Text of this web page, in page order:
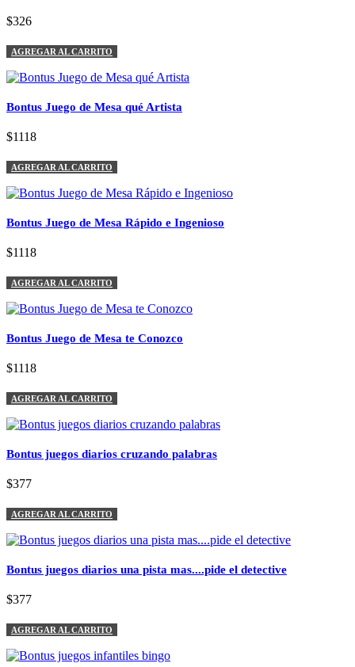
$326
AGREGAR AL CARRITO
Bontus Juego de Mesa qué Artista
$1118
AGREGAR AL CARRITO
Bontus Juego de Mesa Rápido e Ingenioso
$1118
AGREGAR AL CARRITO
Bontus Juego de Mesa te Conozco
$1118
AGREGAR AL CARRITO
Bontus juegos diarios cruzando palabras
$377
AGREGAR AL CARRITO
Bontus juegos diarios una pista mas....pide el detective
$377
AGREGAR AL CARRITO